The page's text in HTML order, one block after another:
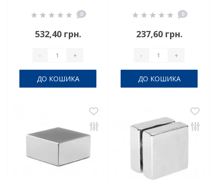
0
532,40 грн.
- +
ДО КОШИКА
0
237,60 грн.
- +
ДО КОШИКА